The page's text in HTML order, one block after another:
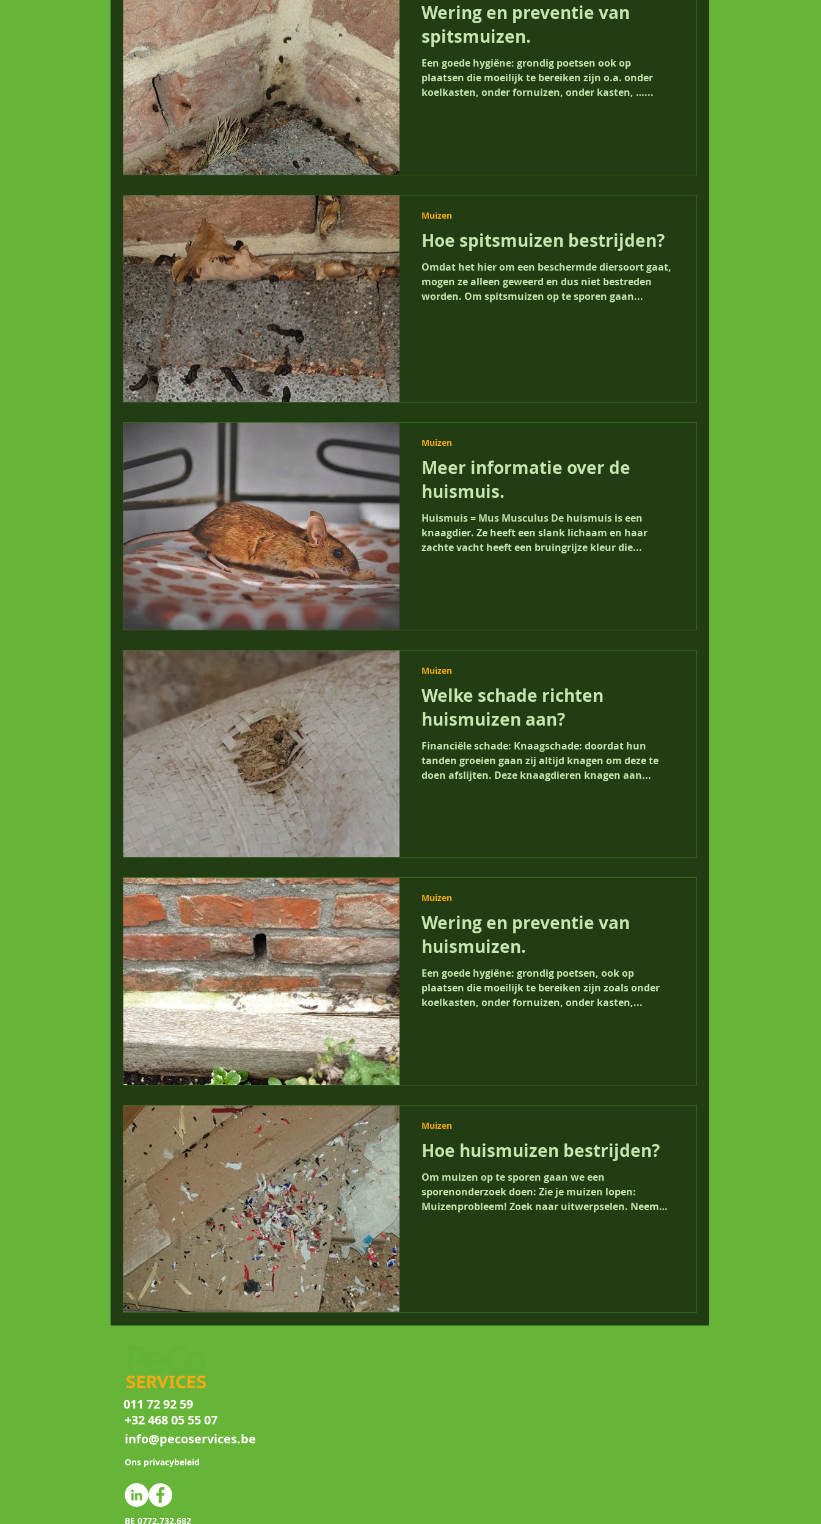
Wering en preventie van
spitsmuizen.
Een goede hygiëne: grondig poetsen ook op
plaatsen die moeilijk te bereiken zijn o.a. onder
koelkasten, onder fornuizen, onder kasten, …...
Hoe spitsmuizen bestrijden?
Omdat het hier om een beschermde diersoort gaat,
mogen ze alleen geweerd en dus niet bestreden
worden. Om spitsmuizen op te sporen gaan...
Muizen
Meer informatie over de
huismuis.
Huismuis = Mus Musculus De huismuis is een
knaagdier. Ze heeft een slank lichaam en haar
zachte vacht heeft een bruingrijze kleur die...
Muizen
Welke schade richten
huismuizen aan?
Financiële schade: Knaagschade: doordat hun
tanden groeien gaan zij altijd knagen om deze te
doen afslijten. Deze knaagdieren knagen aan...
Muizen
Wering en preventie van
huismuizen.
Een goede hygiëne: grondig poetsen, ook op
plaatsen die moeilijk te bereiken zijn zoals onder
koelkasten, onder fornuizen, onder kasten,...
Muizen
Hoe huismuizen bestrijden?
Om muizen op te sporen gaan we een
sporenonderzoek doen: Zie je muizen lopen:
Muizenprobleem! Zoek naar uitwerpselen. Neem
Muizen
011 72 92 59
+32 468 05 55 07
info@pecoservices.be
Ons privacybeleid
BE 0772.732.682